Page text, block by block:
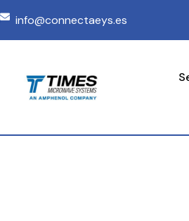
info@connectaeys.es